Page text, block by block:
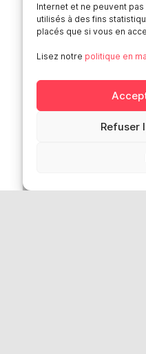
Internet et ne peuvent
utilisés à des fins
placés que si vous en
Lisez notre politique en
Refuser
Contact
Médiation-
personnelles
Loi “lanceurs
Réseaux sociaux